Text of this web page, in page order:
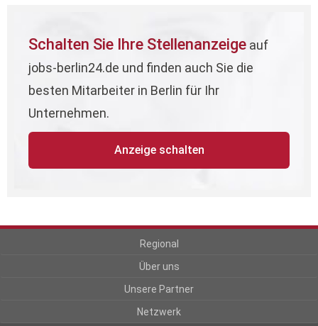
Schalten Sie Ihre Stellenanzeige auf
jobs-berlin24.de und finden auch Sie die
besten Mitarbeiter in Berlin für Ihr
Unternehmen.
Anzeige schalten
Regional
Über uns
Unsere Partner
Netzwerk